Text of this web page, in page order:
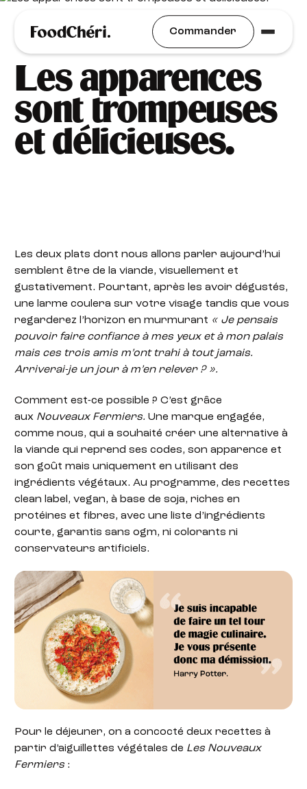
Commander
Idées Recettes
Les apparences
sont trompeuses
et délicieuses.
Les deux plats dont nous allons parler aujourd’hui
semblent être de la viande, visuellement et
gustativement. Pourtant, après les avoir dégustés,
une larme coulera sur votre visage tandis que vous
regarderez l’horizon en murmurant « Je pensais
pouvoir faire confiance à mes yeux et à mon palais
mais ces trois amis m’ont trahi à tout jamais.
Arriverai-je un jour à m’en relever ? ».
Comment est-ce possible ? C’est grâce
aux Nouveaux Fermiers.Une marque engagée,
comme nous, qui a souhaité créer une alternative à
la viande qui reprend ses codes, son apparence et
son goût mais uniquement en utilisant des
ingrédients végétaux. Au programme, des recettes
clean label, vegan, à base de soja, riches en
protéines et fibres, avec une liste d’ingrédients
courte, garantis sans ogm, ni colorants ni
conservateurs artificiels.
Pour le déjeuner, on a concocté deux recettes à
partir d’aiguillettes végétales de Les Nouveaux
Fermiers :